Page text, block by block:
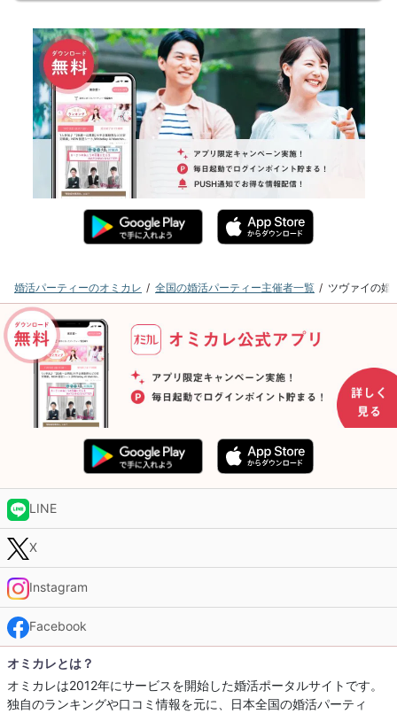
婚活パーティーのオミカレ 全国の婚活パーティー主催者一覧 ツヴァイの婚
LINE
X
Instagram
Facebook
オミカレとは？
オミカレは2012年にサービスを開始した婚活ポータルサイトです。
独自のランキングや口コミ情報を元に、日本全国の婚活パーティ